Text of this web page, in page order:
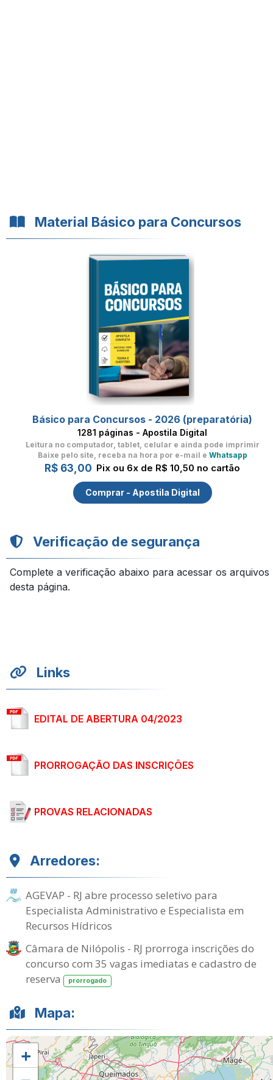
Material Básico para Concursos
Básico para Concursos - 2026 (preparatória)
1281 páginas - Apostila Digital
Leitura no computador, tablet, celular e ainda pode imprimir
Baixe pelo site, receba na hora por e-mail e Whatsapp
R$ 63,00 Pix ou 6x de R$ 10,50 no cartão
Comprar - Apostila Digital
Verificação de segurança
Complete a verificação abaixo para acessar os arquivos
desta página.
Links
EDITAL DE ABERTURA 04/2023
PRORROGAÇÃO DAS INSCRIÇÕES
PROVAS RELACIONADAS
Arredores:
AGEVAP - RJ abre processo seletivo para
Especialista Administrativo e Especialista em
Recursos Hídricos
Câmara de Nilópolis - RJ prorroga inscrições do
concurso com 35 vagas imediatas e cadastro de
reserva
prorrogado
Mapa:
+